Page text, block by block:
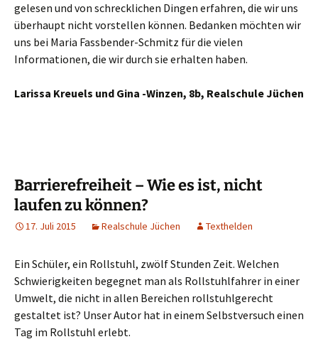
gelesen und von schrecklichen Dingen erfahren, die wir uns
überhaupt nicht vorstellen können. Bedanken möchten wir
uns bei Maria Fassbender-Schmitz für die vielen
Informationen, die wir durch sie erhalten haben.
Larissa Kreuels und Gina -Winzen, 8b, Realschule Jüchen
Barrierefreiheit – Wie es ist, nicht
laufen zu können?
17. Juli 2015 Realschule Jüchen Texthelden
Ein Schüler, ein Rollstuhl, zwölf Stunden Zeit. Welchen
Schwierigkeiten begegnet man als Rollstuhlfahrer in einer
Umwelt, die nicht in allen Bereichen rollstuhlgerecht
gestaltet ist? Unser Autor hat in einem Selbstversuch einen
Tag im Rollstuhl erlebt.